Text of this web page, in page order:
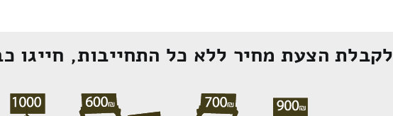
לקבלת הצעת מחיר ללא כל התחייבות, חייגו